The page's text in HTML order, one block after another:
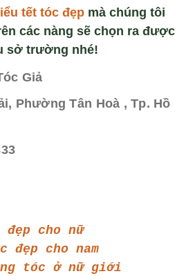
ểu tết tóc đẹp mà chúng tôi
các nàng sẽ chọn ra được
sở trường nhé!
Giả
Phường Tân Hoà , Tp. Hồ
đẹp cho nữ
đẹp cho nam
tóc ở nữ giới